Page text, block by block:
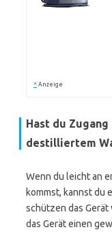
* Anzeige
Hast du
destilliertem
Wenn du leicht an
kommst, kannst du
schützen das Gerät
das Gerät einen